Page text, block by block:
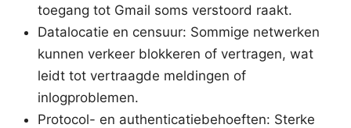
toegang tot Gmail soms verstoord raakt.
Datalocatie en censuur: Sommige netwerken
kunnen verkeer blokkeren of vertragen, wat
leidt tot vertraagde meldingen of
inlogproblemen.
Protocol- en authenticatiebehoeften: Sterke